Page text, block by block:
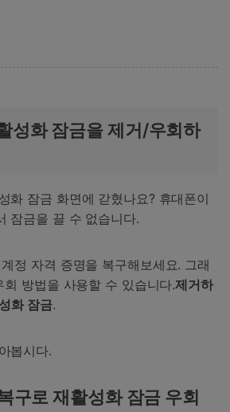
성화 잠금을 제거/우회하
화 잠금 화면에 갇혔나요? 휴대폰이
잠금을 끌 수 없습니다.
정 자격 증명을 복구해보세요. 그래
회 방법을 사용할 수 있습니다.제거하
화 잠금.
봅시다.
구로 재활성화 잠금 우회